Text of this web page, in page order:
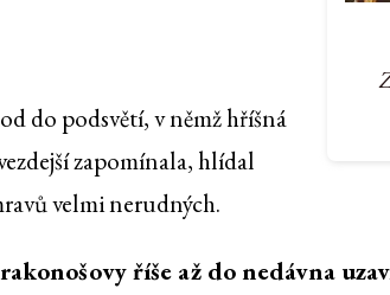
do podsvětí, v němž hříšná
zapomínala, hlídal
velmi nerudných.
říše až do nedávna